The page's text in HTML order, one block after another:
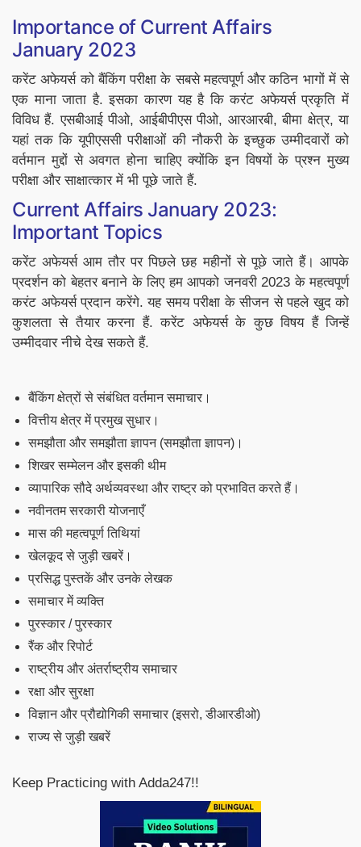
Importance of Current Affairs
January 2023
करेंट अफेयर्स को बैंकिंग परीक्षा के सबसे महत्वपूर्ण और कठिन भागों में से
एक माना जाता है. इसका कारण यह है कि करंट अफेयर्स प्रकृति में
विविध हैं. एसबीआई पीओ, आईबीपीएस पीओ, आरआरबी, बीमा क्षेत्र, या
यहां तक कि यूपीएससी परीक्षाओं की नौकरी के इच्छुक उम्मीदवारों को
वर्तमान मुद्दों से अवगत होना चाहिए क्योंकि इन विषयों के प्रश्न मुख्य
परीक्षा और साक्षात्कार में भी पूछे जाते हैं.
Current Affairs January 2023:
Important Topics
करेंट अफेयर्स आम तौर पर पिछले छह महीनों से पूछे जाते हैं। आपके
प्रदर्शन को बेहतर बनाने के लिए हम आपको जनवरी 2023 के महत्वपूर्ण
करंट अफेयर्स प्रदान करेंगे. यह समय परीक्षा के सीजन से पहले खुद को
कुशलता से तैयार करना हैं. करेंट अफेयर्स के कुछ विषय हैं जिन्हें
उम्मीदवार नीचे देख सकते हैं.
बैंकिंग क्षेत्रों से संबंधित वर्तमान समाचार।
वित्तीय क्षेत्र में प्रमुख सुधार।
समझौता और समझौता ज्ञापन (समझौता ज्ञापन)।
शिखर सम्मेलन और इसकी थीम
व्यापारिक सौदे अर्थव्यवस्था और राष्ट्र को प्रभावित करते हैं।
नवीनतम सरकारी योजनाएँ
मास की महत्वपूर्ण तिथियां
खेलकूद से जुड़ी खबरें।
प्रसिद्ध पुस्तकें और उनके लेखक
समाचार में व्यक्ति
पुरस्कार / पुरस्कार
रैंक और रिपोर्ट
राष्ट्रीय और अंतर्राष्ट्रीय समाचार
रक्षा और सुरक्षा
विज्ञान और प्रौद्योगिकी समाचार (इसरो, डीआरडीओ)
राज्य से जुड़ी खबरें
Keep Practicing with Adda247!!